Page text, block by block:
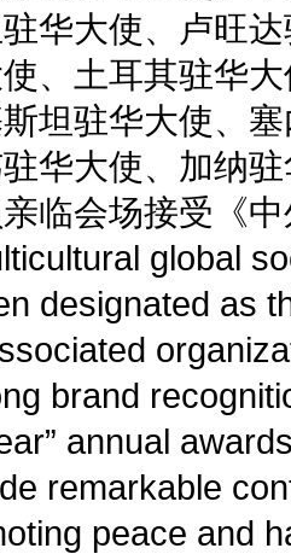
华大使、卢旺
、土耳其驻华
坦驻华大使、
华大使、加纳
临会场接受《
global
designated as
brand
annual
remarkable
peace and